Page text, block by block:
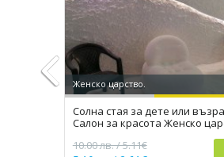
Женско царство.
Солна стая за дете или
Салон за красота Женско
10.00 лв. / 5.11€